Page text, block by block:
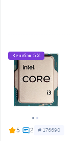
5 # 176690
Кешбэк 5%